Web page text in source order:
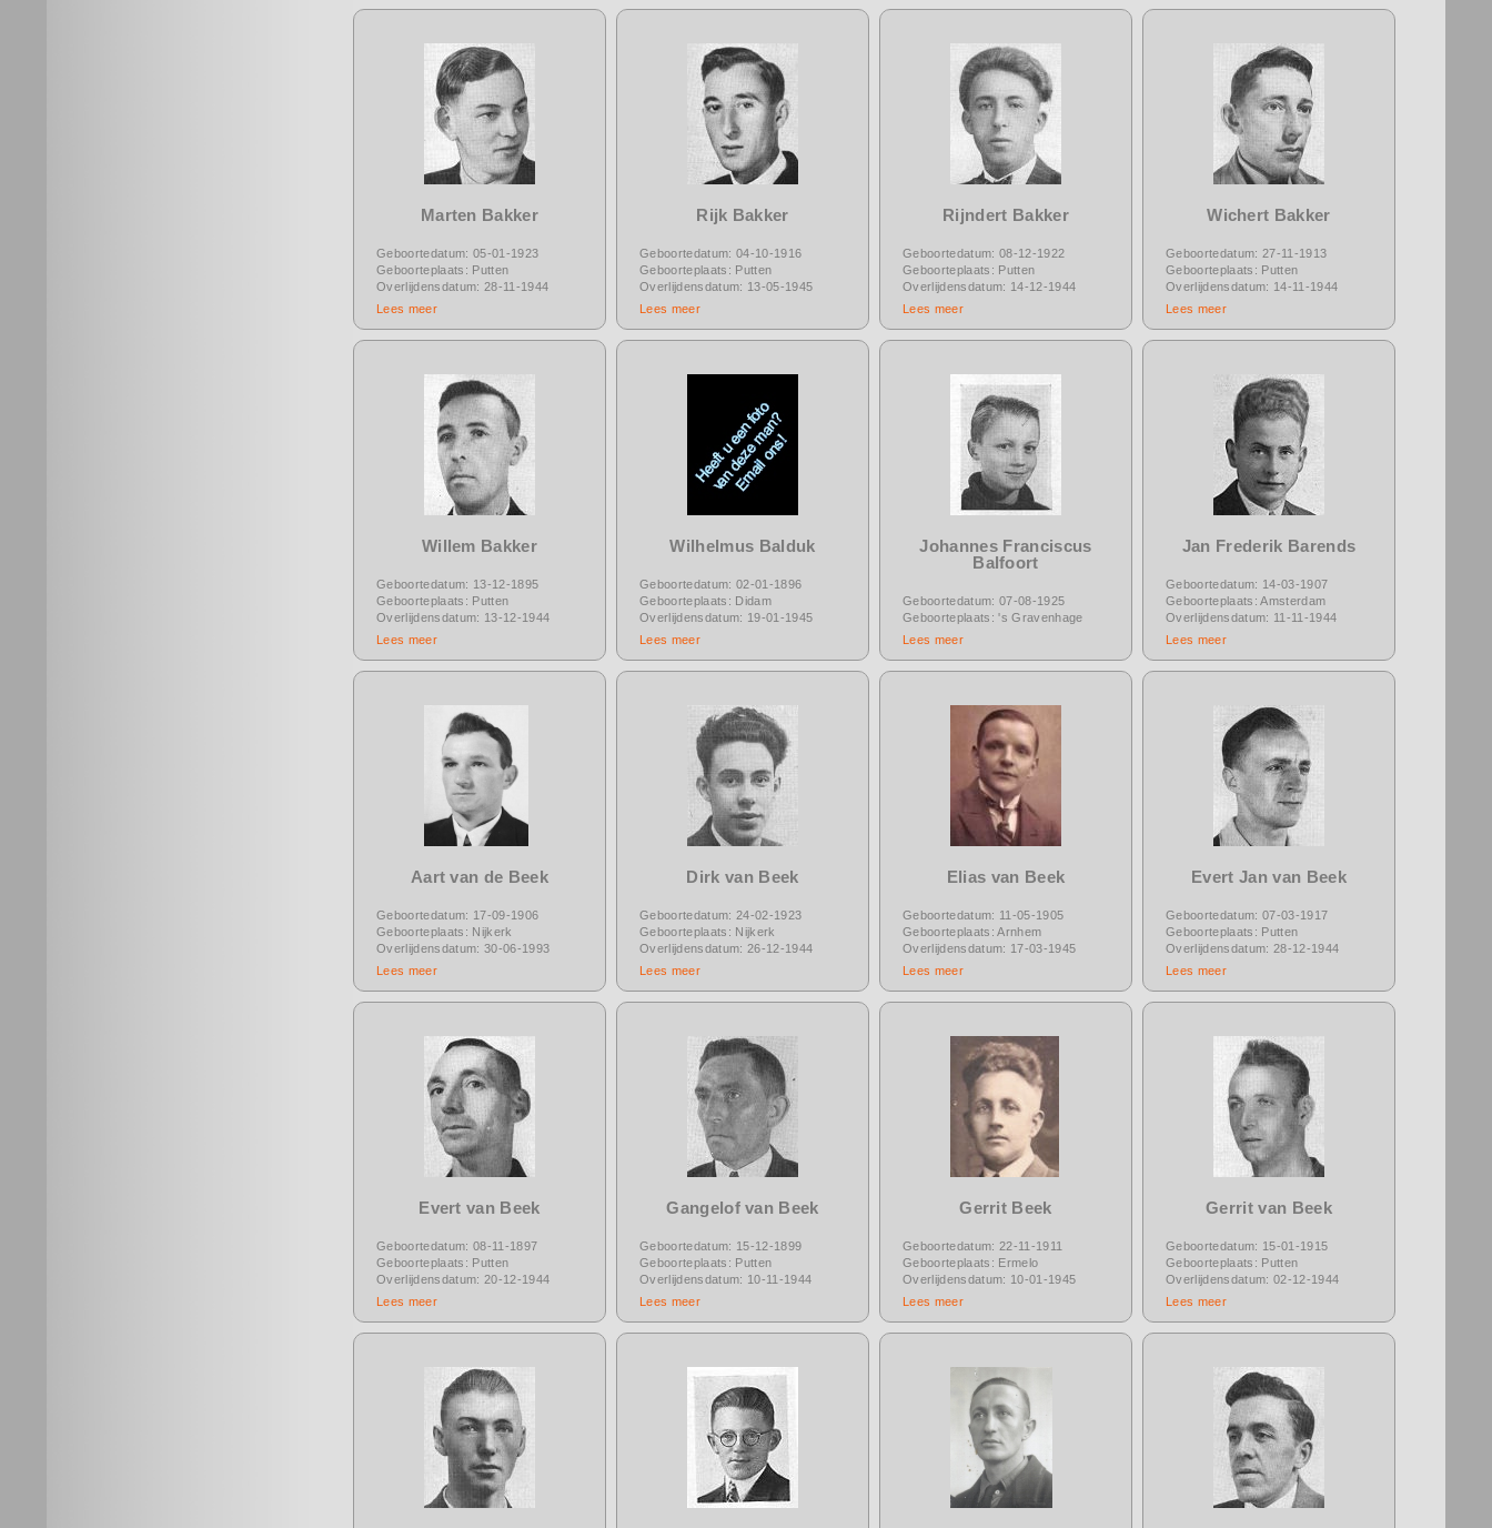
Marten Bakker
Geboortedatum: 05-01-1923
Geboorteplaats: Putten
Overlijdensdatum: 28-11-1944
Lees meer
Rijk Bakker
Geboortedatum: 04-10-1916
Geboorteplaats: Putten
Overlijdensdatum: 13-05-1945
Lees meer
Rijndert Bakker
Geboortedatum: 08-12-1922
Geboorteplaats: Putten
Overlijdensdatum: 14-12-1944
Lees meer
Wichert Bakker
Geboortedatum: 27-11-1913
Geboorteplaats: Putten
Overlijdensdatum: 14-11-1944
Lees meer
Willem Bakker
Geboortedatum: 13-12-1895
Geboorteplaats: Putten
Overlijdensdatum: 13-12-1944
Lees meer
Wilhelmus Balduk
Geboortedatum: 02-01-1896
Geboorteplaats: Didam
Overlijdensdatum: 19-01-1945
Lees meer
Johannes Franciscus
Balfoort
Geboortedatum: 07-08-1925
Geboorteplaats: 's Gravenhage
Lees meer
Jan Frederik Barends
Geboortedatum: 14-03-1907
Geboorteplaats: Amsterdam
Overlijdensdatum: 11-11-1944
Lees meer
Aart van de Beek
Geboortedatum: 17-09-1906
Geboorteplaats: Nijkerk
Overlijdensdatum: 30-06-1993
Lees meer
Dirk van Beek
Geboortedatum: 24-02-1923
Geboorteplaats: Nijkerk
Overlijdensdatum: 26-12-1944
Lees meer
Elias van Beek
Geboortedatum: 11-05-1905
Geboorteplaats: Arnhem
Overlijdensdatum: 17-03-1945
Lees meer
Evert Jan van Beek
Geboortedatum: 07-03-1917
Geboorteplaats: Putten
Overlijdensdatum: 28-12-1944
Lees meer
Evert van Beek
Geboortedatum: 08-11-1897
Geboorteplaats: Putten
Overlijdensdatum: 20-12-1944
Lees meer
Gangelof van Beek
Geboortedatum: 15-12-1899
Geboorteplaats: Putten
Overlijdensdatum: 10-11-1944
Lees meer
Gerrit Beek
Geboortedatum: 22-11-1911
Geboorteplaats: Ermelo
Overlijdensdatum: 10-01-1945
Lees meer
Gerrit van Beek
Geboortedatum: 15-01-1915
Geboorteplaats: Putten
Overlijdensdatum: 02-12-1944
Lees meer